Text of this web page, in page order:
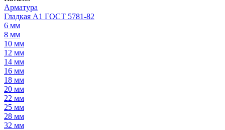
Арматура
Гладкая А1 ГОСТ 5781-82
6 мм
8 мм
10 мм
12 мм
14 мм
16 мм
18 мм
20 мм
22 мм
25 мм
28 мм
32 мм